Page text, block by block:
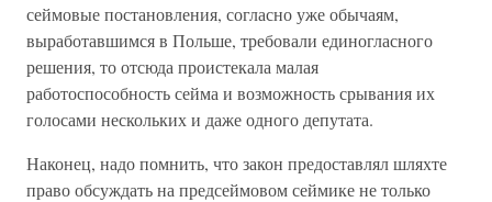
сеймовые постановления, согласно уже обычаям,
выработавшимся в Польше, требовали единогласного
решения, то отсюда проистекала малая
работоспособность сейма и возможность срывания их
голосами нескольких и даже одного депутата.
Наконец, надо помнить, что закон предоставлял шляхте
право обсуждать на предсеймовом сеймике не только